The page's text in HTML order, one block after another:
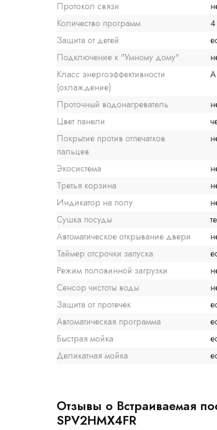
Протокол связи
Количество программ
4
Защита от детей
Подключение к "Умному дому"
Класс энергоэффективности
(охлаждение)
A
Проточный водонагреватель
Цвет панели
Покрытие против отпечатков
пальцев
Экосистема
Третья корзина
Индикатор на полу
Сушка посуды
Автоматическое открывание двери
Таймер отсрочки запуска
Режим половинной загрузки
Сенсор чистоты воды
Защита от протечек
Автоматическая программа
Быстрая мойка
Деликатная мойка
Отзывы о Встраиваемая
SPV2HMX4FR